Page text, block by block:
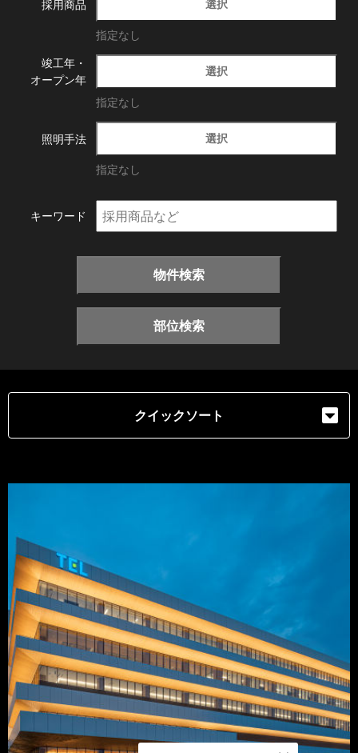
採用商品 選択
指定なし
竣工年・
オープン年
選択
指定なし
照明手法 選択
指定なし
キーワード
物件検索
部位検索
クイックソート